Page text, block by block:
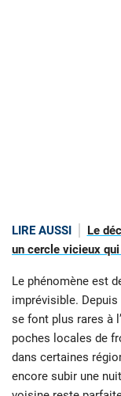
LIRE AUSSI
Le
un cercle vicieux
Le phénomène est
imprévisible.
se font plus rares à
poches locales de
dans certaines
encore subir une